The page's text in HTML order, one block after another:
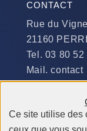
CONTACT
Rue du
21160
Tel. 03 80 52
Mail. contact
Du Lundi au
​de 9 h à 12 h
Ce site utilise des